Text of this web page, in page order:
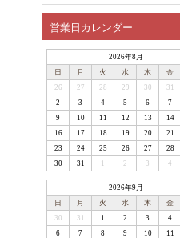
営業日カレンダー
2026年8月
日
月 火 水 木 金
26
27 28 29 30 31
2
3 4 5 6 7
9
10 11 12 13 14
16
17 18 19 20 21
23
24 25 26 27 28
30
31 1 2 3 4
2026年9月
日
月 火 水 木 金
30
31 1 2 3 4
6
7 8 9 10 11